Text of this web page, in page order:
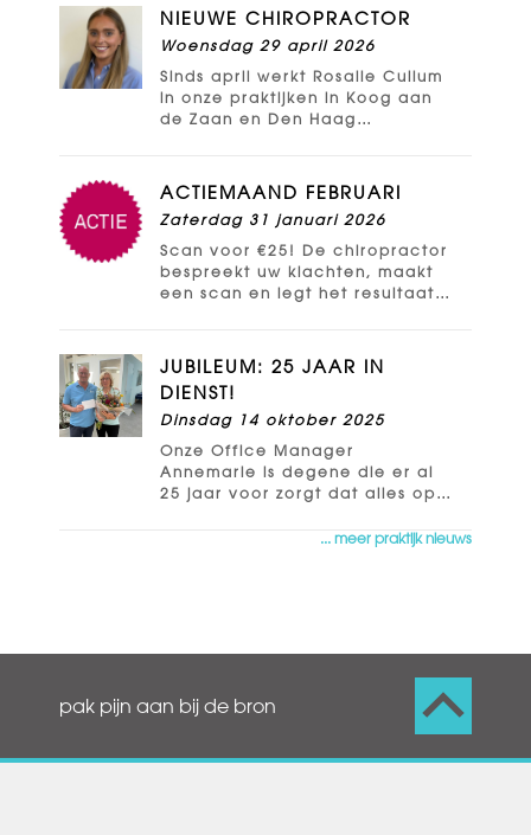
vervolgens met een mobiele
NIEUWE CHIROPRACTOR
Woensdag 29 april 2026
Sinds april werkt Rosalie Cullum
in onze praktijken in Koog aan
de Zaan en Den Haag
team en kijkt ernaar uit om in
ACTIEMAAND FEBRUARI
Zaterdag 31 januari 2026
Scan voor €25! De chiropractor
bespreekt uw klachten, maakt
een scan en legt het resultaat
klachten te verminderen. Boek
JUBILEUM: 25 JAAR IN
DIENST!
Dinsdag 14 oktober 2025
Onze Office Manager
Annemarie is degene die er al
25 jaar voor zorgt dat alles op
praktijken. Ze is flink in het
... meer praktijk nieuws
pak pijn aan bij de bron